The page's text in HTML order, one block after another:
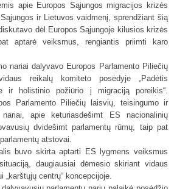
apie Europos Sąjungos migracijos krizės
ir Lietuvos vaidmenį, sprendžiant šią
dėl Europos Sąjungoje kilusios krizės
aptarė veiksmus, rengiantis priimti karo
nariai dalyvavo Europos Parlamento Piliečių
reikalų komiteto posėdyje „Padėtis
ir holistinio požiūrio į migraciją poreikis“.
Parlamento Piliečių laisvių, teisingumo ir
apie keturiasdešimt ES nacionalinių
dvidešimt parlamentų rūmų, taip pat
atstovai.
buvo skirta aptarti ES lygmens veiksmus
daugiausiai dėmesio skiriant vidaus
„karštųjų centrų“ koncepcijoje.